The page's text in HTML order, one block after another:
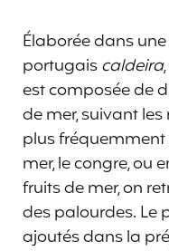
Élaborée dans
portugaiscaldeira
est composée de
de mer, suivant
plus fréquemment
mer, le congre, ou
fruits de mer, on
des palourdes. Le
ajoutés dans la